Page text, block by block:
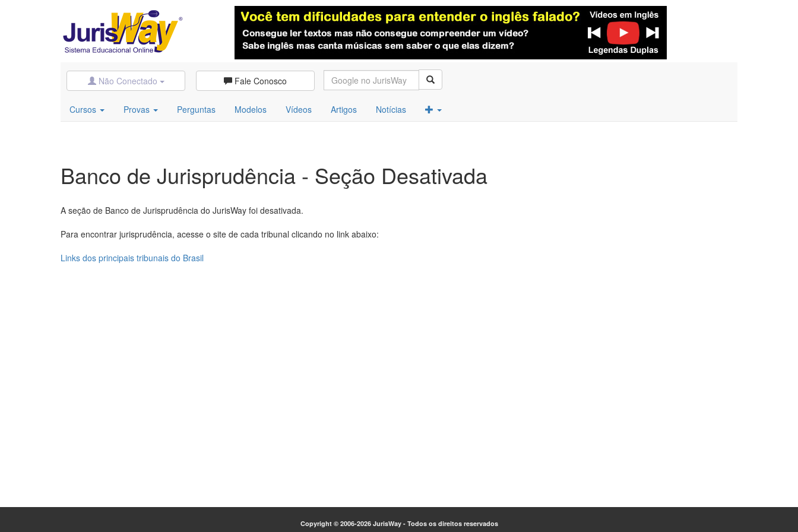
Não Conectado Fale Conosco
Cursos Provas Perguntas Modelos Vídeos Artigos Notícias
Banco de Jurisprudência - Seção Desativada
A seção de Banco de Jurisprudência do JurisWay foi desativada.
Para encontrar jurisprudência, acesse o site de cada tribunal clicando no link abaixo:
Links dos principais tribunais do Brasil
Copyright © 2006-2026 JurisWay - Todos os direitos reservados